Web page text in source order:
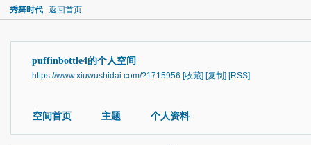
秀舞时代 返回首页
puffinbottle4的个人空间
https://www.xiuwushidai.com/?1715956 [收藏] [复制] [RSS]
空间首页 主题 个人资料